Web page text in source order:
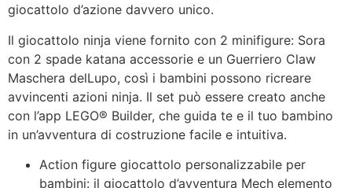
giocattolo d’azione davvero unico.
Il giocattolo ninja viene fornito con 2 minifigure: Sora
con 2 spade katana accessorie e un Guerriero Claw
Maschera delLupo, così i bambini possono ricreare
avvincenti azioni ninja. Il set può essere creato anche
con l’app LEGO® Builder, che guida te e il tuo bambino
in un’avventura di costruzione facile e intuitiva.
Action figure giocattolo personalizzabile per
bambini: il giocattolo d’avventura Mech elemento